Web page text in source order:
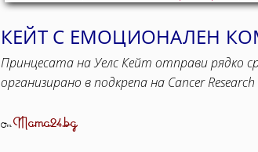
КЕЙТ С ЕМОЦИОНАЛЕН
Принцесата на Уелс Кейт отправи рядко
организирано в подкрепа на Cancer Research
ОтMama24.bg